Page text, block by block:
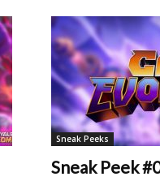
Sneak Peeks
Sneak Peek